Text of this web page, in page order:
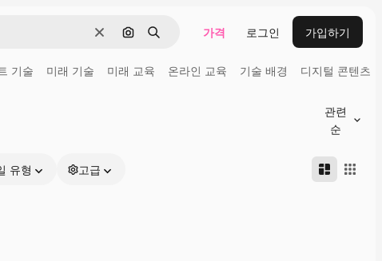
지우기이미지로 검색
검색 가격 로그인 가입하기
기술 미래 기술 미래 교육 온라인 교육 기술 배경 디지털 콘텐츠
관련
순
유형 고급